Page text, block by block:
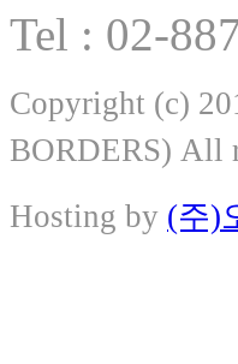
Tel : 02-
Copyright (c)
BORDERS) All
Hosting by (주)